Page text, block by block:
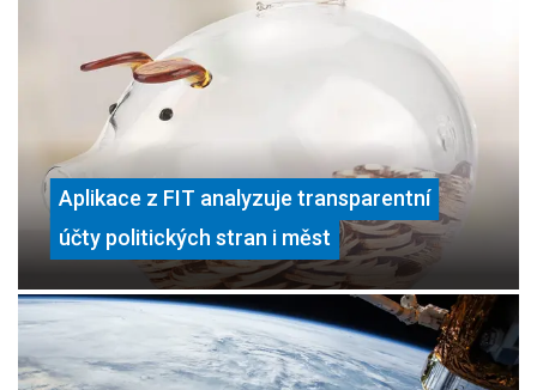
Aplikace z FIT analyzuje transparentní
účty politických stran i měst